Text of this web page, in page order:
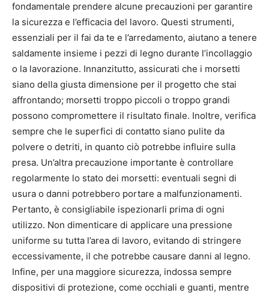
fondamentale prendere alcune precauzioni per garantire
la sicurezza e l’efficacia del lavoro. Questi strumenti,
essenziali per il fai da te e l’arredamento, aiutano a tenere
saldamente insieme i pezzi di legno durante l’incollaggio
o la lavorazione. Innanzitutto, assicurati che i morsetti
siano della giusta dimensione per il progetto che stai
affrontando; morsetti troppo piccoli o troppo grandi
possono compromettere il risultato finale. Inoltre, verifica
sempre che le superfici di contatto siano pulite da
polvere o detriti, in quanto ciò potrebbe influire sulla
presa. Un’altra precauzione importante è controllare
regolarmente lo stato dei morsetti: eventuali segni di
usura o danni potrebbero portare a malfunzionamenti.
Pertanto, è consigliabile ispezionarli prima di ogni
utilizzo. Non dimenticare di applicare una pressione
uniforme su tutta l’area di lavoro, evitando di stringere
eccessivamente, il che potrebbe causare danni al legno.
Infine, per una maggiore sicurezza, indossa sempre
dispositivi di protezione, come occhiali e guanti, mentre